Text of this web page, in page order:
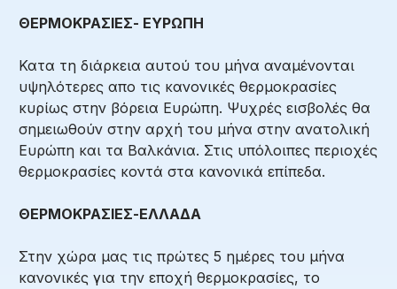
ΘΕΡΜΟΚΡΑΣΙΕΣ- ΕΥΡΩΠΗ
Κατα τη διάρκεια αυτού του μήνα αναμένονται
υψηλότερες απο τις κανονικές θερμοκρασίες
κυρίως στην βόρεια Ευρώπη. Ψυχρές εισβολές θα
σημειωθούν στην αρχή του μήνα στην ανατολική
Ευρώπη και τα Βαλκάνια. Στις υπόλοιπες περιοχές
θερμοκρασίες κοντά στα κανονικά επίπεδα.
ΘΕΡΜΟΚΡΑΣΙΕΣ-ΕΛΛΑΔΑ
Στην χώρα μας τις πρώτες 5 ημέρες του μήνα
κανονικές για την εποχή θερμοκρασίες, το